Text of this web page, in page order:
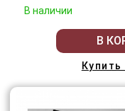
В наличии
В